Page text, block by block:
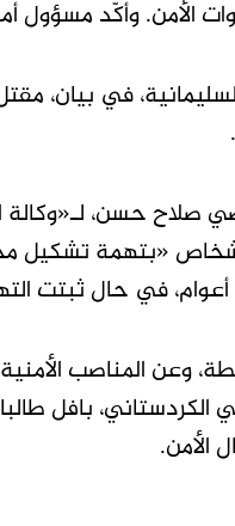
في بيان،
صلاح حسن، لـ«وكالة
«بتهمة تشكيل
منذ 2021 عن مركز السلطة،
الكردستاني، بافل
الأمن.